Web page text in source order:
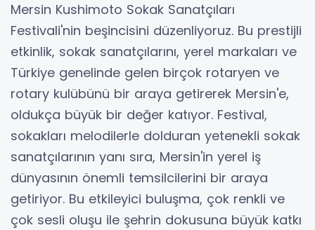
Mersin Kushimoto Sokak Sanatçıları
Festivali'nin beşincisini düzenliyoruz. Bu prestijli
etkinlik, sokak sanatçılarını, yerel markaları ve
Türkiye genelinde gelen birçok rotaryen ve
rotary kulübünü bir araya getirerek Mersin'e,
oldukça büyük bir değer katıyor. Festival,
sokakları melodilerle dolduran yetenekli sokak
sanatçılarının yanı sıra, Mersin'in yerel iş
dünyasının önemli temsilcilerini bir araya
getiriyor. Bu etkileyici buluşma, çok renkli ve
çok sesli oluşu ile şehrin dokusuna büyük katkı